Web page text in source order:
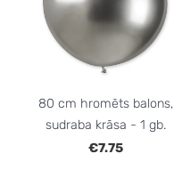
80 cm hromēts balons,
sudraba krāsa - 1 gb.
€7.75